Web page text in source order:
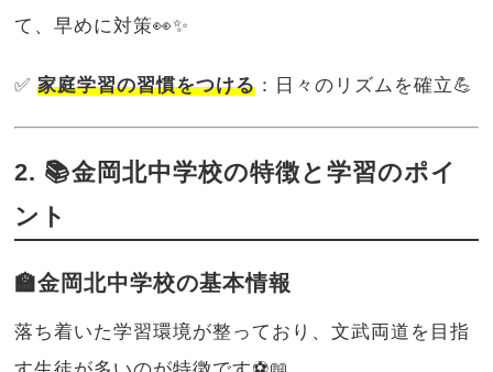
て、早めに対策👀✨
✅家庭学習の習慣をつける ：日々のリズムを確立💪
2. 📚金岡北中学校の特徴と学習のポイ
ント
🏫金岡北中学校の基本情報
落ち着いた学習環境が整っており、文武両道を目指